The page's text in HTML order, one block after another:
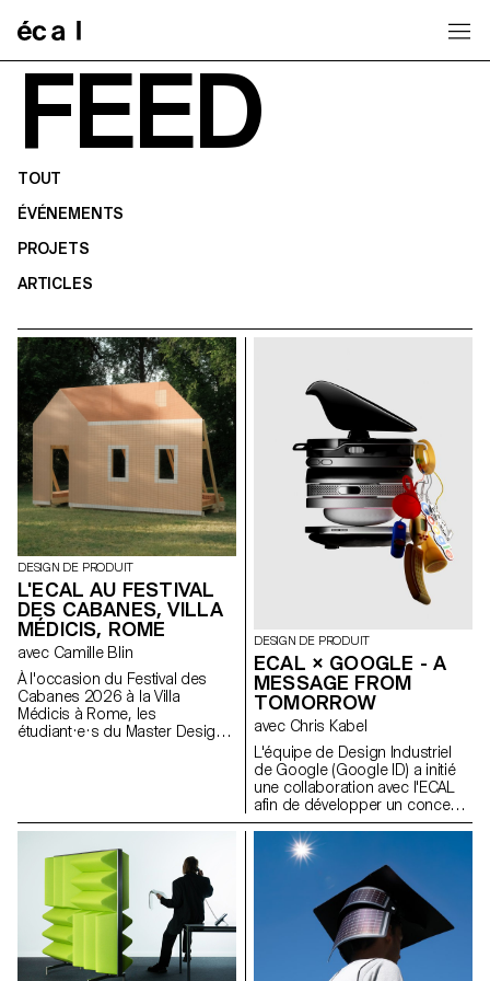
FEED
TOUT
ÉVÉNEMENTS
PROJETS
ARTICLES
DESIGN DE PRODUIT
L'ECAL AU FESTIVAL
DES CABANES, VILLA
MÉDICIS, ROME
avec Camille Blin
À l'occasion du Festival des
Cabanes 2026 à la Villa
Médicis à Rome, les
étudiant·e·s du Master Design
fabricant italien de
céramique Mutina. Les jardins
de la Villa offrent un contexte
historique et spatial riche,
propice à l'exploration de
l'esthétique, des fonctions et de
l'interaction avec les visiteurs.
Les étudiant·e·s ont eu accès à
l'ensemble du catalogue Mutina
(carreaux, briques et autres
DESIGN DE PRODUIT
ECAL × GOOGLE - A
MESSAGE FROM
TOMORROW
avec Chris Kabel
L'équipe de Design Industriel
de Google (Google ID) a initié
une collaboration avec l'ECAL
afin de développer un concept
de produit autour du téléphone
portable qui soit inspiré d'un
rituel quotidien. Les étudiant·e·s
en Master de Design de
Produit ont été invité·e·s à
imaginer un outil innovant
adapté aux habitudes
contemporaines. À travers des
stroytelling créatifs, ces projets